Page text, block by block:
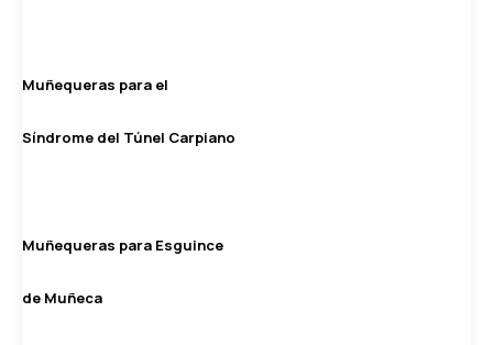
Muñequeras para el
Síndrome del Túnel Carpiano
Muñequeras para Esguince
de Muñeca